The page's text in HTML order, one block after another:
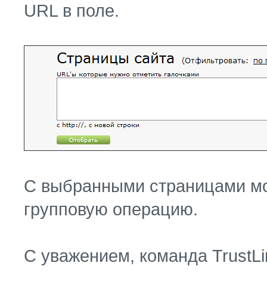
URL в поле.
С выбранными страницами
групповую операцию.
С уважением, команда